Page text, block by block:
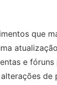
que
e
de